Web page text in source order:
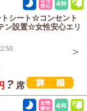
シート☆コンセント
ン設置☆女性安心エリ
? 席